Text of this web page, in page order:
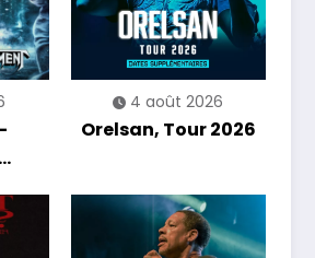
4 août 2026
Orelsan, Tour 2026